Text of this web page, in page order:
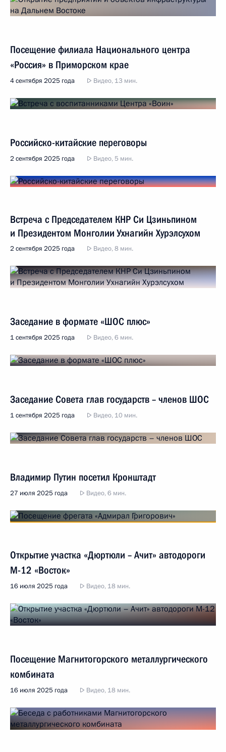
Посещение филиала Национального центра
«Россия» в Приморском крае
4 сентября 2025 года Видео, 13 мин.
Российско-китайские переговоры
2 сентября 2025 года Видео, 5 мин.
Встреча с Председателем КНР Си Цзиньпином
и Президентом Монголии Ухнагийн Хурэлсухом
2 сентября 2025 года Видео, 8 мин.
Заседание в формате «ШОС плюс»
1 сентября 2025 года Видео, 6 мин.
Заседание Совета глав государств – членов ШОС
1 сентября 2025 года Видео, 10 мин.
Владимир Путин посетил Кронштадт
27 июля 2025 года Видео, 6 мин.
Открытие участка «Дюртюли – Ачит» автодороги
М-12 «Восток»
16 июля 2025 года Видео, 18 мин.
Посещение Магнитогорского металлургического
комбината
16 июля 2025 года Видео, 18 мин.